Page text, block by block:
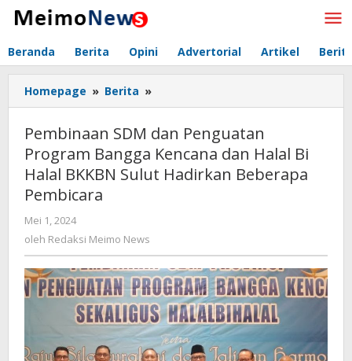
Lewati
Beranda Berita Opini Advertorial Artikel
Homepage » Berita »
SDM
dan
Penguatan
Program
Bangga
Halal
BKKBN
Sulut
Hadirkan
Beberapa
Pembicara
Pembinaan SDM dan Penguatan
Program Bangga Kencana dan Halal Bi
Halal BKKBN Sulut Hadirkan Beberapa
Pembicara
Mei 1, 2024
Redaksi
News
oleh Redaksi Meimo News